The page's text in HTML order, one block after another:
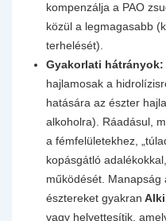
kompenzálja a PAO
közül a legmagasabb
terhelését).
Gyakorlati hátrányok:
hajlamosak a
hatására az észter
alkoholra). Ráadásul,
a fémfelületekhez,
kopásgátló
működését.
észtereket gyakran
vagy helyettesítik,